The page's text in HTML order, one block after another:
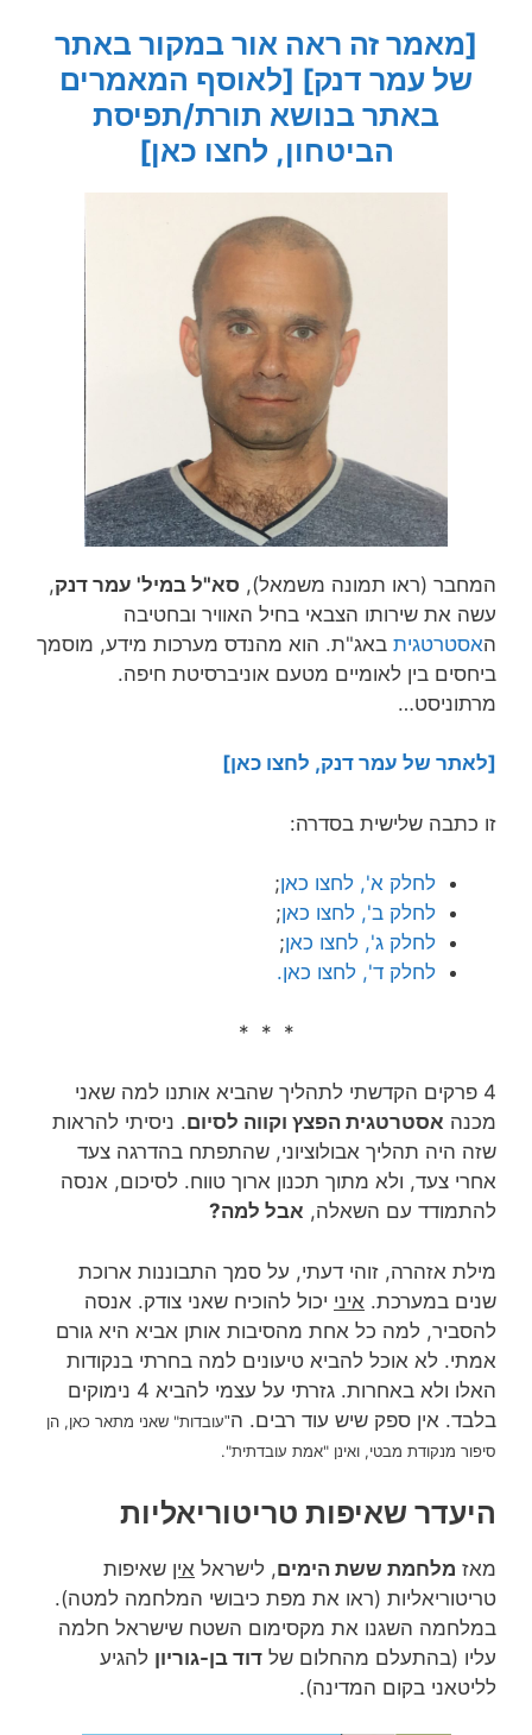
[מאמר זה ראה אור במקור באתר
של עמר דנק] [לאוסף המאמרים
באתר בנושא תורת/תפיסת
הביטחון, לחצו כאן]
המחבר (ראו תמונה משמאל), סא"ל במיל' עמר דנק,
עשה את שירותו הצבאי בחיל האוויר ובחטיבה
האסטרטגית באג"ת. הוא מהנדס מערכות מידע, מוסמך
ביחסים בין לאומיים מטעם אוניברסיטת חיפה.
מרתוניסט…
[לאתר של עמר דנק, לחצו כאן]
זו כתבה שלישית בסדרה:
לחלק א', לחצו כאן;
לחלק ב', לחצו כאן;
לחלק ג', לחצו כאן;
לחלק ד', לחצו כאן.
* * *
4 פרקים הקדשתי לתהליך שהביא אותנו למה שאני
מכנה אסטרטגית הפצץ וקווה לסיום. ניסיתי להראות
שזה היה תהליך אבולוציוני, שהתפתח בהדרגה צעד
אחרי צעד, ולא מתוך תכנון ארוך טווח. לסיכום, אנסה
להתמודד עם השאלה, אבל למה?
מילת אזהרה, זוהי דעתי, על סמך התבוננות ארוכת
שנים במערכת. איני יכול להוכיח שאני צודק. אנסה
להסביר, למה כל אחת מהסיבות אותן אביא היא גורם
אמתי. לא אוכל להביא טיעונים למה בחרתי בנקודות
האלו ולא באחרות. גזרתי על עצמי להביא 4 נימוקים
בלבד. אין ספק שיש עוד רבים. ה"עובדות" שאני מתאר כאן, הן
סיפור מנקודת מבטי, ואינן "אמת עובדתית".
היעדר שאיפות טריטוריאליות
מאז מלחמת ששת הימים, לישראל אין שאיפות
טריטוריאליות (ראו את מפת כיבושי המלחמה למטה).
במלחמה השגנו את מקסימום השטח שישראל חלמה
עליו (בהתעלם מהחלום של דוד בן-גוריון להגיע
לליטאני בקום המדינה).